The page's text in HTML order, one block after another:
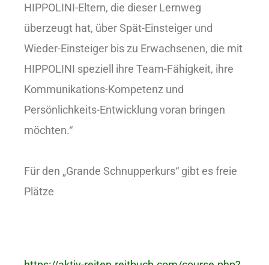
HIPPOLINI-Eltern, die dieser Lernweg
überzeugt hat, über Spät-Einsteiger und
Wieder-Einsteiger bis zu Erwachsenen, die mit
HIPPOLINI speziell ihre Team-Fähigkeit, ihre
Kommunikations-Kompetenz und
Persönlichkeits-Entwicklung voran bringen
möchten.“
Für den „Grande Schnupperkurs“ gibt es freie
Plätze